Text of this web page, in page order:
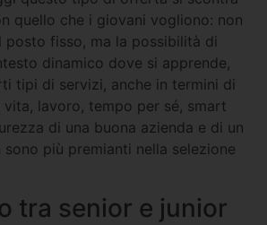
quello che i giovani vogliono: non
posto fisso, ma la possibilità di
dinamico dove si apprende,
tipi di servizi, anche in termini di
lavoro, tempo per sé, smart
di una buona azienda e di un
sono più premianti nella selezione
tra senior e junior